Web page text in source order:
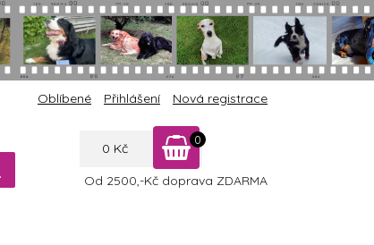
Oblíbené Přihlášení Nová registrace
0 Kč
0
Od 2500,-Kč doprava ZDARMA